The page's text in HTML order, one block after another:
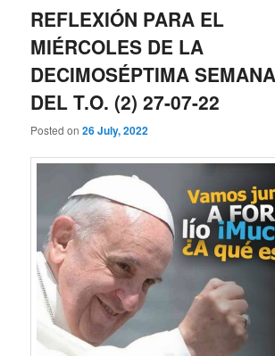
REFLEXIÓN PARA EL
MIÉRCOLES DE LA
DECIMOSÉPTIMA SEMANA
DEL T.O. (2) 27-07-22
Posted on26 July, 2022